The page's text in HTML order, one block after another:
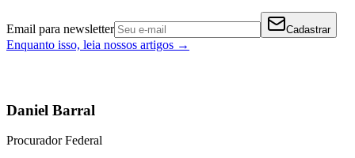
Email para newsletter Cadastrar
Enquanto isso, leia nossos artigos →
Daniel Barral
Procurador Federal